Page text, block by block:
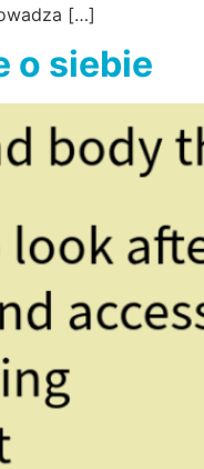
[…]
o siebie